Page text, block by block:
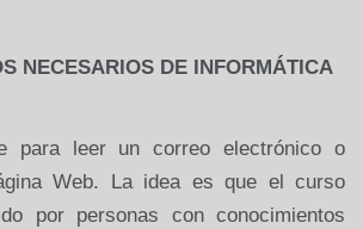
NECESARIOS DE INFORMÁTICA
para leer un correo electrónico o
Web. La idea es que el curso
por personas con conocimientos